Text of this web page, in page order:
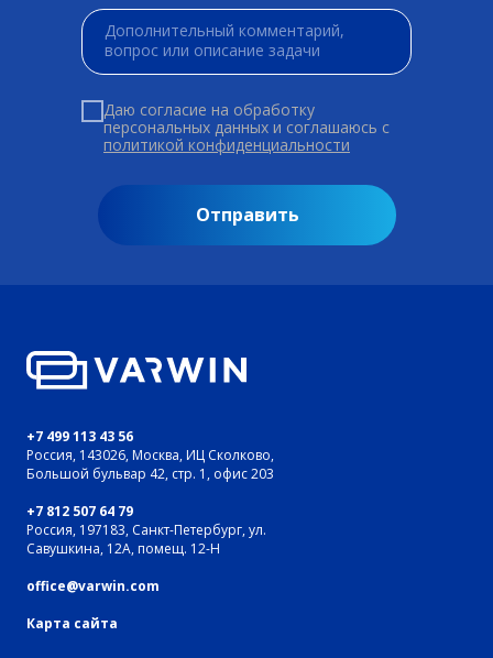
Даю согласие на обработку
персональных данных и соглашаюсь c
политикой конфиденциальности
Отправить
+7 499 113 43 56
Россия, 143026, Москва, ИЦ Сколково,
Большой бульвар 42, стр. 1, офис 203
+7 812 507 64 79
Россия, 197183, Санкт-Петербург, ул.
Савушкина, 12А, помещ. 12-Н
office@varwin.com
Карта сайта